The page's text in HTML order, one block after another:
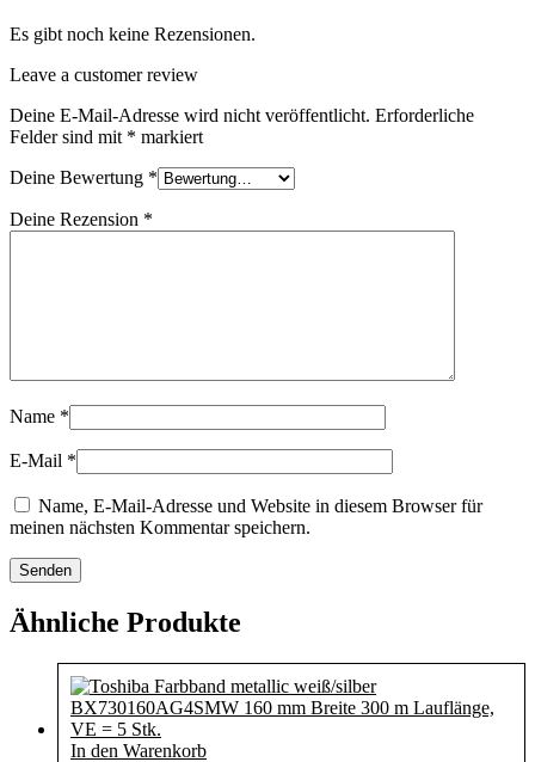
Es gibt noch keine Rezensionen.
Leave a customer review
Deine E-Mail-Adresse wird nicht veröffentlicht. Erforderliche
Felder sind mit * markiert
Deine Bewertung *
Deine Rezension *
Name *
E-Mail *
Name, E-Mail-Adresse und Website in diesem Browser für
meinen nächsten Kommentar speichern.
Ähnliche Produkte
In den Warenkorb